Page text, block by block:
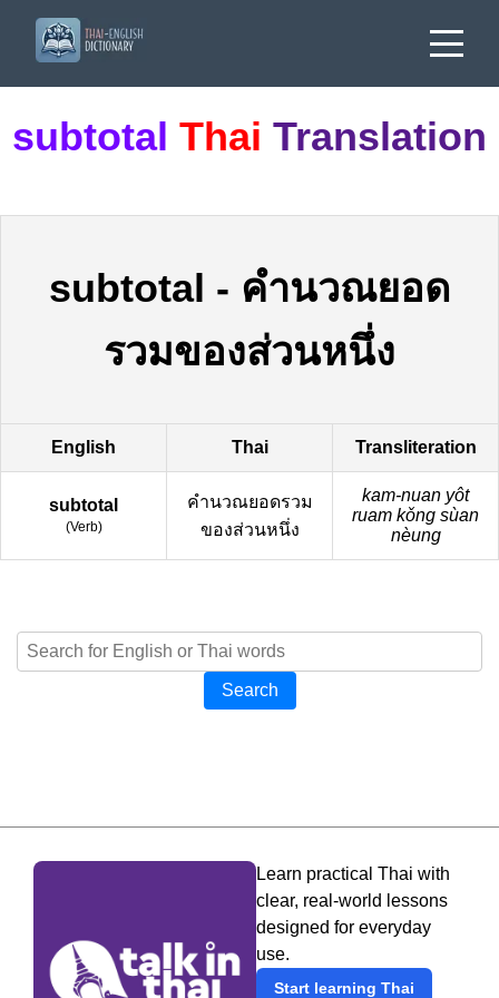
subtotal Thai Translation
subtotal - คำนวณยอด
รวมของส่วนหนึ่ง
English Thai Transliteration
subtotal
(Verb)
คำนวณยอดรวม
ของส่วนหนึ่ง
kam-nuan yôt
ruam kǒng sùan
nèung
Search
Learn practical Thai with
clear, real-world lessons
designed for everyday
use.
Start learning Thai